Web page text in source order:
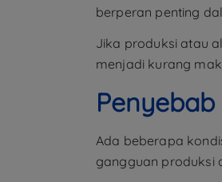
berperan penting
Jika produksi atau
menjadi kurang
Ada beberapa
gangguan produksi